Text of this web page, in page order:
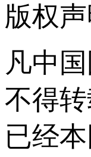
版权声
凡中
不得
已经